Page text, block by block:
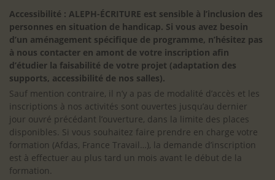
Accessibilité : ALEPH-ÉCRITURE est sensible à l’inclusion des
personnes en situation de handicap. Si vous avez besoin
d’un aménagement spécifique de programme, n’hésitez pas
à nous contacter en amont de votre inscription afin
d’étudier la faisabilité de votre projet (adaptation des
supports, accessibilité de nos salles).
Sauf mention contraire, il n’y a pas de modalité d’accès et les
inscriptions à nos activités sont ouvertes jusqu’au dernier
jour ouvré précédant l’ouverture, dans la limite des places
disponibles. Si vous souhaitez faire prendre en charge votre
formation (Afdas, France Travail…), la demande d’inscription
est à effectuer au plus tard un mois avant le début de la
formation.